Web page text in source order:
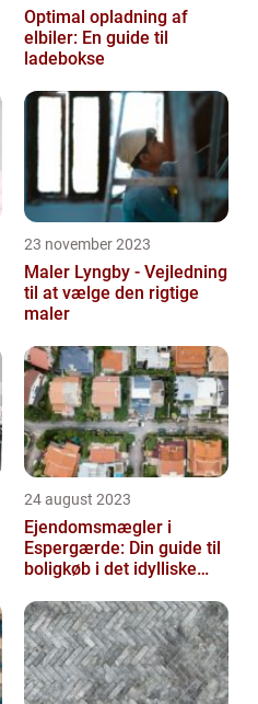
Optimal opladning af
elbiler: En guide til
ladebokse
23 november 2023
Maler Lyngby - Vejledning
til at vælge den rigtige
maler
24 august 2023
Ejendomsmægler i
Espergærde: Din guide til
boligkøb i det idylliske